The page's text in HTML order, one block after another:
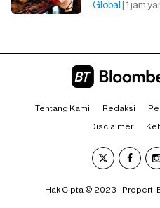
Global | 1 jam
Tentang Kami Redaksi
Disclaimer
Hak Cipta © 2023 - Properti